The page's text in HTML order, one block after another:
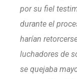
por su fiel
durante el
harían
luchadores de
se quejaba